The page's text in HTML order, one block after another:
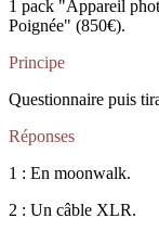
1 pack "Appareil
Poignée" (850€).
Principe
Questionnaire puis
Réponses
1 : En moonwalk.
2 : Un câble XLR.